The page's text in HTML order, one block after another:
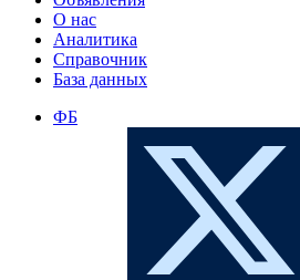
О нас
Аналитика
Справочник
База данных
ФБ